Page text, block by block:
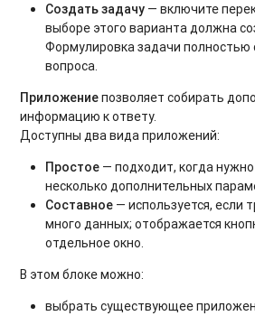
Создать задачу — включите
выборе этого варианта должна
Формулировка задачи полностью
вопроса.
Приложениепозволяет собирать
информацию к ответу.
Доступны два вида приложений:
Простое — подходит, когда
несколько дополнительных
Составное — используется, если
много данных; отображается
отдельное окно.
В этом блоке можно:
выбрать существующее